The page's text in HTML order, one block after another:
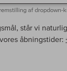
af dropdown-
står vi
åbningstider: